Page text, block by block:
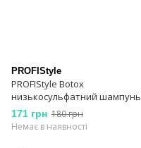
PROFIStyle
PROFIStyle Botox
низькосульфатний шампунь
171 грн 180 грн
Немає в наявності